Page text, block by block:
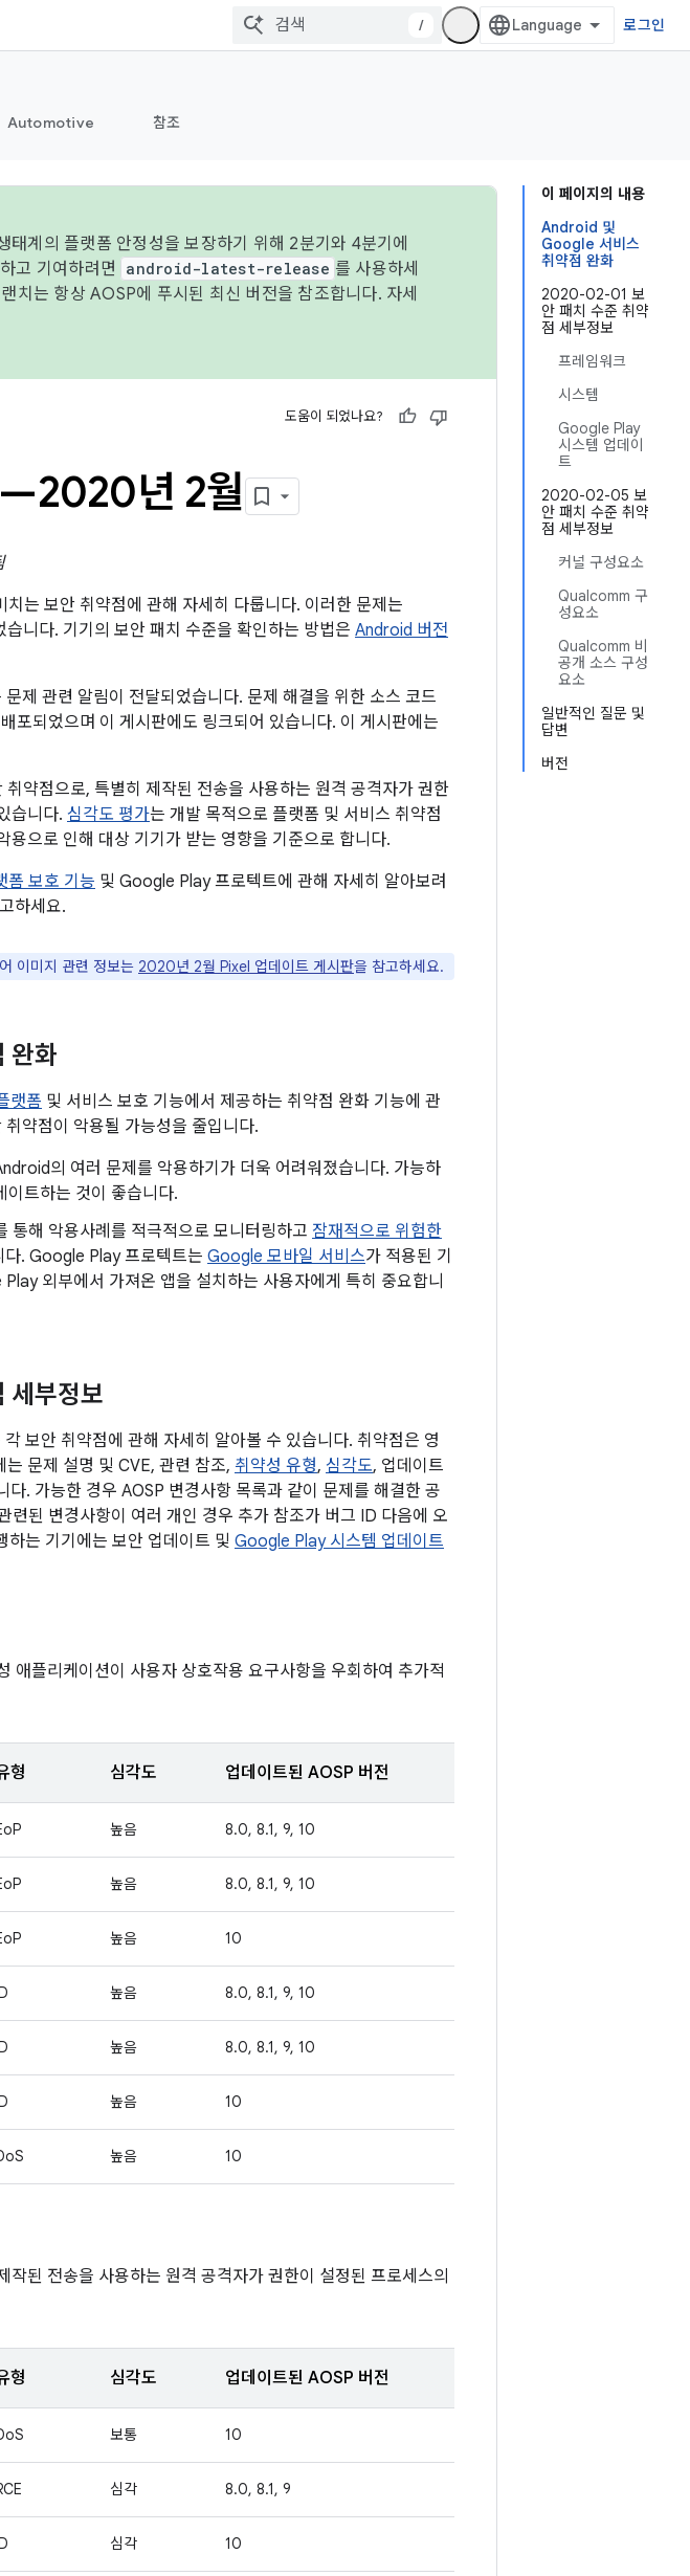
/ 로그인
Automotive 참조
이 페이지의 내용
Android 및
Google 서비스
취약점 완화
2020-02-01 보
안 패치 수준 취약
점 세부정보
프레임워크
시스템
Google Play
시스템 업데이
트
2020-02-05 보
안 패치 수준 취약
점 세부정보
커널 구성요소
Qualcomm 구
성요소
Qualcomm 비
공개 소스 구성
요소
일반적인 질문 및
답변
버전
계의 플랫폼 안정성을 보장하기 위해 2분기와 4분기에
고 기여하려면
android-latest-release 를 사용하세
치는 항상 AOSP에 푸시된 최신 버전을 참조합니다. 자세
도움이 되었나요?
년 2월
는 보안 취약점에 관해 자세히 다룹니다. 이러한 문제는
니다. 기기의 보안 패치 수준을 확인하는 방법은 Android 버전
제 관련 알림이 전달되었습니다. 문제 해결을 위한 소스 코드
포되었으며 이 게시판에도 링크되어 있습니다. 이 게시판에는
약점으로, 특별히 제작된 전송을 사용하는 원격 공격자가 권한
습니다. 심각도 평가는 개발 목적으로 플랫폼 및 서비스 취약점
으로 인해 대상 기기가 받는 영향을 기준으로 합니다.
폼 보호 기능 및 Google Play 프로텍트에 관해 자세히 알아보려
하세요.
이미지 관련 정보는 2020년 2월 Pixel 업데이트 게시판을 참고하세요.
완화
랫폼 및 서비스 보호 기능에서 제공하는 취약점 완화 기능에 관
약점이 악용될 가능성을 줄입니다.
의 여러 문제를 악용하기가 더욱 어려워졌습니다. 가능하
트하는 것이 좋습니다.
통해 악용사례를 적극적으로 모니터링하고 잠재적으로 위험한
다. Google Play 프로텍트는 Google 모바일 서비스가 적용된 기
외부에서 가져온 앱을 설치하는 사용자에게 특히 중요합니
부정보
보안 취약점에 관해 자세히 알아볼 수 있습니다. 취약점은 영
문제 설명 및 CVE, 관련 참조, 취약성 유형, 심각도, 업데이트
. 가능한 경우 AOSP 변경사항 목록과 같이 문제를 해결한 공
된 변경사항이 여러 개인 경우 추가 참조가 버그 ID 다음에 오
는 기기에는 보안 업데이트 및 Google Play 시스템 업데이트
애플리케이션이 사용자 상호작용 요구사항을 우회하여 추가적
형 심각도 업데이트된 AOSP 버전
높음 8.0, 8.1, 9, 10
높음 8.0, 8.1, 9, 10
높음 10
높음 8.0, 8.1, 9, 10
높음 8.0, 8.1, 9, 10
높음 10
높음 10
된 전송을 사용하는 원격 공격자가 권한이 설정된 프로세스의
형 심각도 업데이트된 AOSP 버전
보통 10
심각 8.0, 8.1, 9
심각 10